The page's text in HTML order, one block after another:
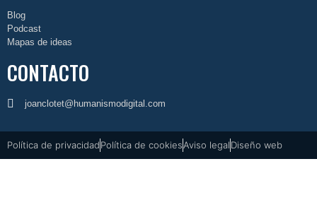
Blog
Podcast
Mapas de ideas
CONTACTO
joanclotet@humanismodigital.com
Política de privacidadPolítica de cookiesAviso legalDiseño web